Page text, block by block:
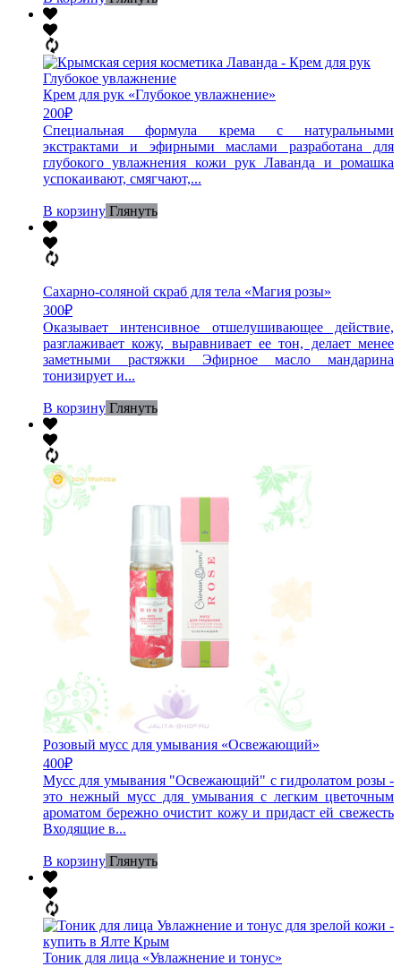
Крем для рук «Глубокое увлажнение»
200₽
Специальная формула крема с натуральными
экстрактами и эфирными маслами разработана для
глубокого увлажнения кожи рук Лаванда и ромашка
успокаивают, смягчают,...
В корзину Глянуть
Сахарно-соляной скраб для тела «Магия розы»
300₽
Оказывает интенсивное отшелушивающее действие,
разглаживает кожу, выравнивает ее тон, делает менее
заметными растяжки Эфирное масло мандарина
тонизирует и...
В корзину Глянуть
Розовый мусс для умывания «Освежающий»
400₽
Мусс для умывания "Освежающий" с гидролатом розы -
это нежный мусс для умывания с легким цветочным
ароматом бережно очистит кожу и придаст ей свежесть
Входящие в...
В корзину Глянуть
Тоник для лица «Увлажнение и тонус»